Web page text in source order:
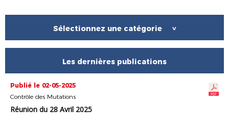
Sélectionnez une catégorie >
Les dernières publications
Publié le 02-05-2025
Contrôle des Mutations
Réunion du 28 Avril 2025